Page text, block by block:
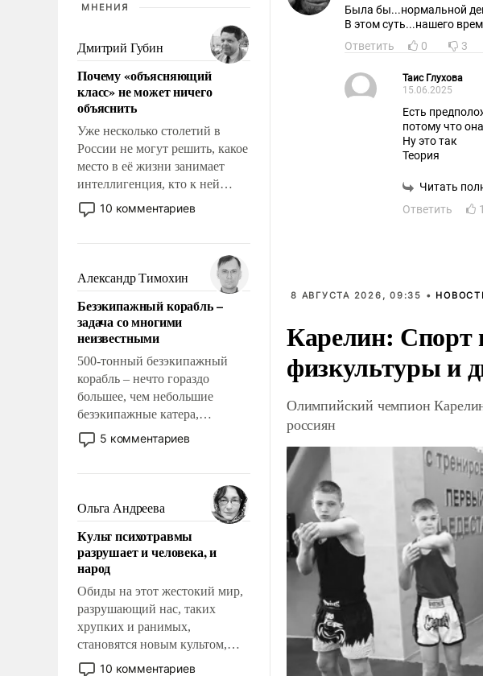
МНЕНИЯ
Дмитрий Губин
Почему «объясняющий
класс» не может ничего
объяснить
Уже несколько столетий в
России не могут решить, какое
место в её жизни занимает
интеллигенция, кто к ней
принадлежит, а кого из неё
исключили с правом
чем она отличается от просто
образованных людей. Иногда
казалось, что эти вопросы
решены раз и навсегда, но –
нет, не решены.
10 комментариев
Александр Тимохин
Безэкипажный корабль –
задача со многими
неизвестными
500-тонный безэкипажный
корабль – нечто гораздо
большее, чем небольшие
безэкипажные катера,
применение которых уже
стало обыденностью. Задача по
сложна и амбициозна. Однако
и ее реализация радикально
поднимет наши боевые
возможности.
5 комментариев
Ольга Андреева
Культ психотравмы
разрушает и человека, и
народ
Обиды на этот жестокий мир,
разрушающий нас, таких
хрупких и ранимых,
становятся новым культом,
постепенно вытесняя и
10 комментариев
Была бы...нормальной
В этом суть...нашего
Ответить
0 3
Таис Глухова
15.06.2025
Есть
потому что
Ну это так
Теория
Читать
Ответить
1
8 АВГУСТА 2026, 09:35 •
Карелин: Спорт
физкультуры и
Олимпийский чемпион
россиян